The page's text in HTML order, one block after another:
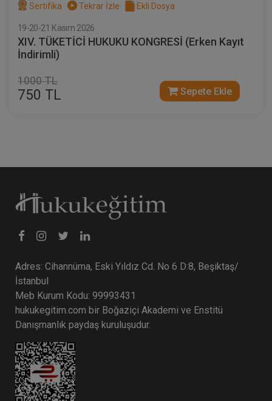
Sertifika Tekrar İzle Ekli Dosya
19-20-21 Kasım 2026
XIV. TÜKETİCİ HUKUKU KONGRESİ (Erken Kayıt
İndirimli)
1000 TL
750 TL Sepete Ekle
Adres: Cihannüma, Eski Yıldız Cd. No 6 D:8, Beşiktaş/
İstanbul
Meb Kurum Kodu: 99993431
hukukegitim.com bir Boğaziçi Akademi ve Enstitü
Danışmanlık paydaş kuruluşudur.